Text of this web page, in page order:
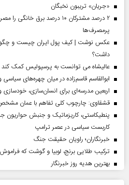
«جریان» تریبون نخبگان
۲ درصد مشترکان ۱۰ درصد برق
پرمصرف‌ها
عکس نوشت | کیف پول ایران چیست و
داشت؟
عالیشاه می توانست به پرسپولیس کمک کند
ابوالقاسم قاسم‌زاده در میان چهره‌های
اربعین مدرسه‌ای برای انسان‌سازی،
قشقاوی: چارچوب کلی تفاهم با عمان
پنطیکاستی، کاریزماتیک و جنبش حواریون
کاربست سیاسی در عصر ترامپ
خبرنگاران؛ راویان حقیقت جنگ
ترکیب طلایی برنج، لوبیا و گوشت که
بهترین هدیه روز خبرنگار